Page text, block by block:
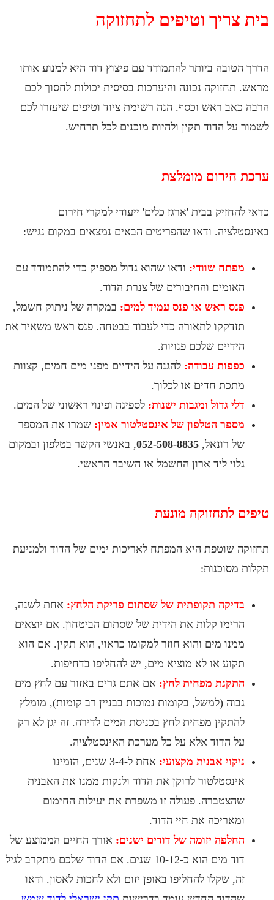
וטיפים לתחזוקה
ביותר להתמודד עם פיצוץ דוד היא למנוע אותו
נכונה והיערכות בסיסית יכולות לחסוך לכם
ראש וכסף. הנה רשימת ציוד וטיפים שיעזרו לכם
הדוד תקין ולהיות מוכנים לכל תרחיש.
מומלצת
בבית 'ארגז כלים' ייעודי למקרי חירום
ודאו שהפריטים הבאים נמצאים במקום נגיש:
שוודי:ודאו שהוא גדול מספיק כדי להתמודד עם
והחיבורים של צנרת הדוד.
ראש או פנס עמיד למים:במקרה של ניתוק חשמל,
לתאורה כדי לעבוד בבטחה. פנס ראש משאיר את
שלכם פנויות.
עבודה:להגנה על הידיים מפני מים חמים, קצוות
חדים או לכלוך.
גדול ומגבות ישנות:לספיגה ופינוי ראשוני של המים.
הטלפון של אינסטלטור אמין:שמרו את המספר
רונאל,052-508-8835, באנשי הקשר בטלפון ובמקום
ליד ארון החשמל או השיבר הראשי.
לתחזוקה מונעת
שוטפת היא המפתח לאריכות ימים של הדוד ולמניעת
תקופתית של שסתום פריקת הלחץ:אחת לשנה,
קלות את הידית של שסתום הביטחון. אם יוצאים
מים והוא חוזר למקומו כראוי, הוא תקין. אם הוא
או לא מוציא מים, יש להחליפו בדחיפות.
מפחית לחץ:אם אתם גרים באזור עם לחץ מים
(למשל, בקומות נמוכות בבניין רב קומות), מומלץ
מפחית לחץ בכניסת המים לדירה. זה יגן לא רק
הדוד אלא על כל מערכת האינסטלציה.
אבנית מקצועי:
אחת ל-3-4 שנים, הזמינו
לרוקן את הדוד ולנקות ממנו את האבנית
פעולה זו משפרת את יעילות החימום
את חיי הדוד.
יזומה של דודים ישנים:אורך החיים הממוצע של
דוד מים הוא כ-10-12 שנים. אם הדוד שלכם מתקרב לגיל
שקלו להחליפו באופן יזום ולא לחכות לאסון. ודאו